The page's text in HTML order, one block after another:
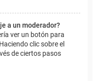
a un moderador?
ver un botón para
clic sobre el
de ciertos pasos